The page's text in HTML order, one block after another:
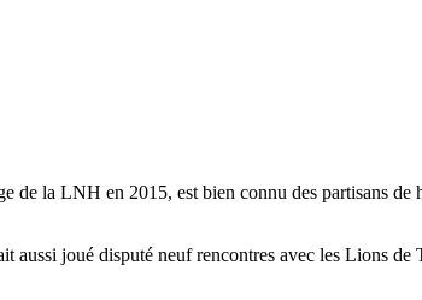
de la LNH en 2015, est bien connu des partisans
joué disputé neuf rencontres avec les Lions de